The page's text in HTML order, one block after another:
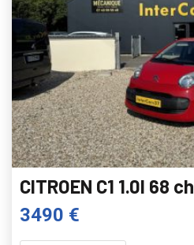
CITROEN C1 1.0I 68 ch
3490 €